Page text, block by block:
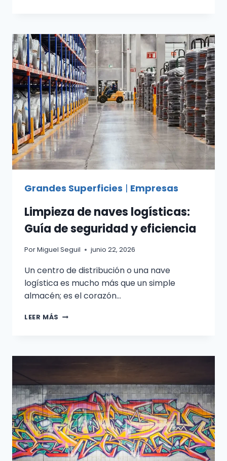
BIBLIOTECAS
Y
CENTROS
CULTURALES
Grandes Superficies | Empresas
Limpieza de naves logísticas:
Guía de seguridad y eficiencia
PorMiguel Seguil junio 22, 2026
Un centro de distribución o una nave
logística es mucho más que un simple
almacén; es el corazón…
LEER MÁS LIMPIEZA
LOGÍSTICAS:
SEGURIDAD
Y
EFICIENCIA